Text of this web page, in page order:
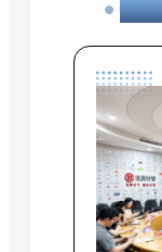
深沪